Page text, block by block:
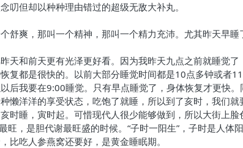
叨但却以种种理由错过的超级无敌大补丸。
舒爽，那叫一个精神，那叫一个精力充沛。尤其昨天早
天和前天更有光泽更好看。因为我昨天九点之前就睡觉了
复都是很快的。以前大部分睡觉时间都是10点多钟或者
后我要在9:00睡觉。只有早点睡觉了，身体恢复才更快。
懒洋洋的享受状态，吃饱了就睡，所以到了亥时，我们
时睡，寅时起。可惜现代人很少能够做到，所以大街上
，是胆代谢最旺盛的时候。“子时一阳生”，子时是人体
比吃人参燕窝还要好，是黄金睡眠期。